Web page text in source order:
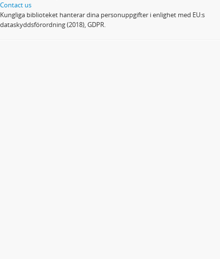
Contact us
Kungliga biblioteket hanterar dina personuppgifter i enlighet med EU:s
dataskyddsförordning (2018), GDPR.